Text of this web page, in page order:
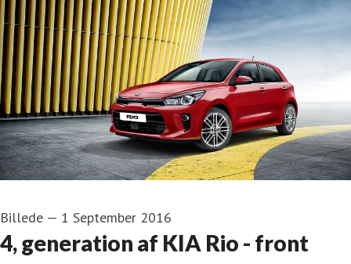
Billede — 1 September 2016
4, generation af KIA Rio - front